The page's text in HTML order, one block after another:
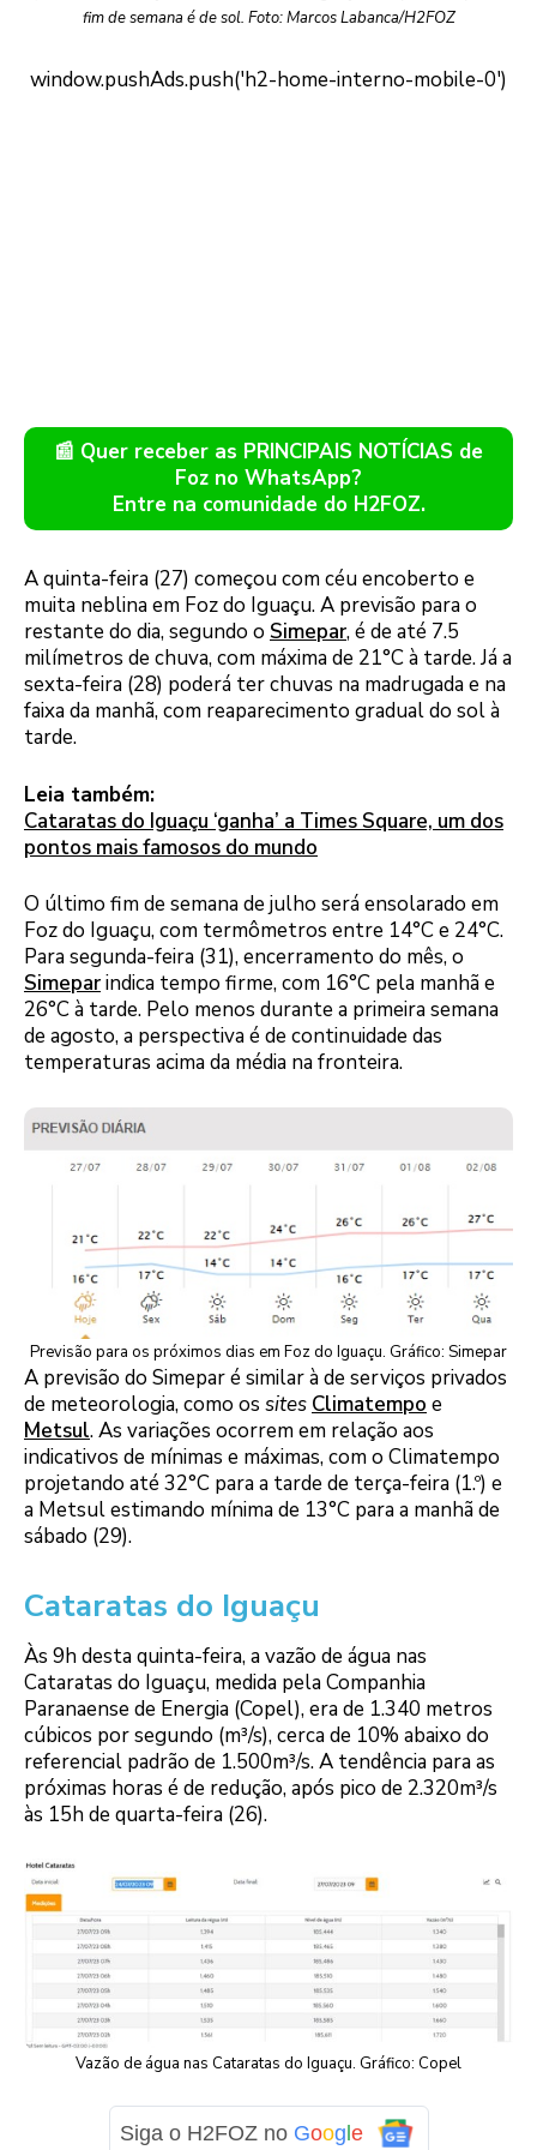
fim de semana é de sol. Foto: Marcos Labanca/H2FOZ
📰 Quer receber as PRINCIPAIS NOTÍCIAS de
Foz no WhatsApp?
Entre na comunidade do H2FOZ.
A quinta-feira (27) começou com céu encoberto e
muita neblina em Foz do Iguaçu. A previsão para o
restante do dia, segundo o Simepar, é de até 7.5
milímetros de chuva, com máxima de 21°C à tarde. Já a
sexta-feira (28) poderá ter chuvas na madrugada e na
faixa da manhã, com reaparecimento gradual do sol à
tarde.
Leia também:
Cataratas do Iguaçu ‘ganha’ a Times Square, um dos
pontos mais famosos do mundo
O último fim de semana de julho será ensolarado em
Foz do Iguaçu, com termômetros entre 14°C e 24°C.
Para segunda-feira (31), encerramento do mês, o
Simeparindica tempo firme, com 16°C pela manhã e
26°C à tarde. Pelo menos durante a primeira semana
de agosto, a perspectiva é de continuidade das
temperaturas acima da média na fronteira.
Previsão para os próximos dias em Foz do Iguaçu. Gráfico: Simepar
A previsão do Simepar é similar à de serviços privados
de meteorologia, como os sites Climatempo e
Metsul. As variações ocorrem em relação aos
indicativos de mínimas e máximas, com o Climatempo
projetando até 32°C para a tarde de terça-feira (1.º) e
a Metsul estimando mínima de 13°C para a manhã de
sábado (29).
Cataratas do Iguaçu
Às 9h desta quinta-feira, a vazão de água nas
Cataratas do Iguaçu, medida pela Companhia
Paranaense de Energia (Copel), era de 1.340 metros
cúbicos por segundo (m³/s), cerca de 10% abaixo do
referencial padrão de 1.500m³/s. A tendência para as
próximas horas é de redução, após pico de 2.320m³/s
às 15h de quarta-feira (26).
Vazão de água nas Cataratas do Iguaçu. Gráfico: Copel
Siga o H2FOZ no Goog e